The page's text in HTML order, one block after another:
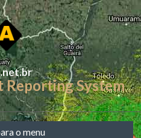
Reporting System
o menu